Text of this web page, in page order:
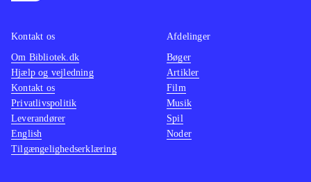
Kontakt os
Om Bibliotek.dk
Hjælp og vejledning
Kontakt os
Privatlivspolitik
Leverandører
English
Tilgængelighedserklæring
Afdelinger
Bøger
Artikler
Film
Musik
Spil
Noder